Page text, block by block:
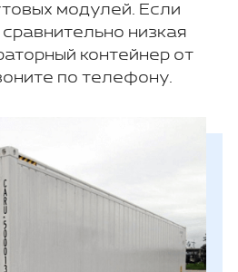
модулей. Если
низкая
контейнер от
по телефону.